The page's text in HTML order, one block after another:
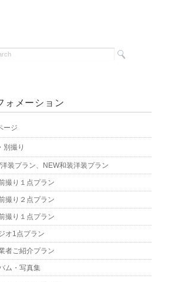
ォメーション
ージ
別撮り
洋装プラン、NEW和装洋装プラン
撮り１点プラン
撮り２点プラン
撮り１点プラン
オ1点プラン
者ご紹介プラン
ム・写真集